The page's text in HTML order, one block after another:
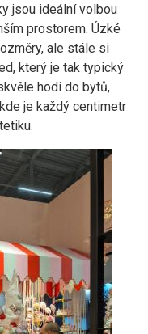
jsou ideální volbou
prostorem. Úzké
ale stále si
který je tak typický
hodí do bytů,
je každý centimetr